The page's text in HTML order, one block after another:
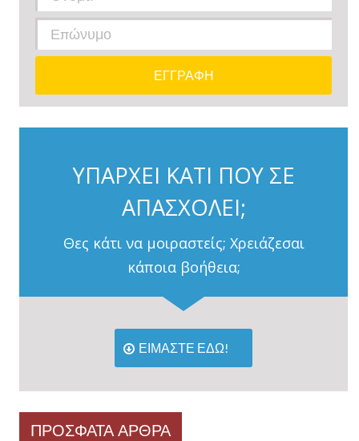
ΥΠΑΡΧΕΙ ΚΑΤΙ ΠΟΥ ΣΕ
ΑΠΑΣΧΟΛΕΙ;
Θες κάτι να μοιραστείς; Χρειάζεσαι
κάποια βοήθεια;
ΕΙΜΑΣΤΕ ΕΔΩ!
ΠΡΟΣΦΑΤΑ ΑΡΘΡΑ